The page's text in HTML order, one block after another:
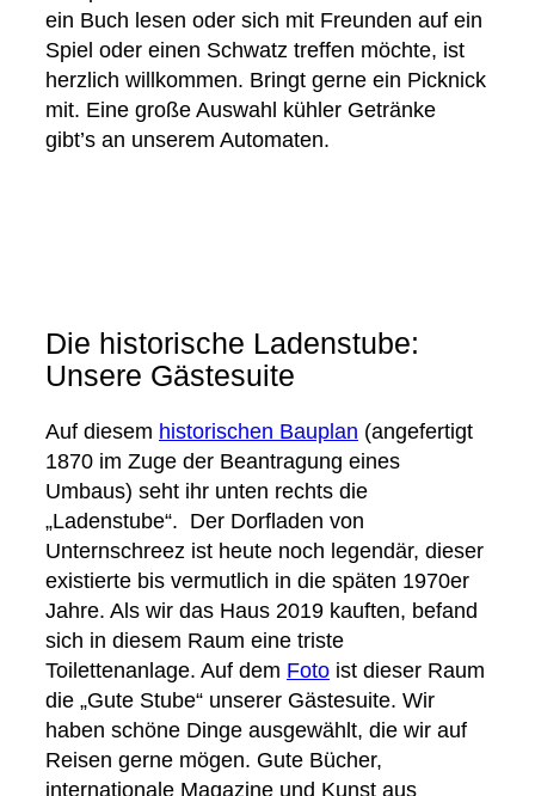
ein Buch lesen oder sich mit Freunden auf ein
Spiel oder einen Schwatz treffen möchte, ist
herzlich willkommen. Bringt gerne ein Picknick
mit. Eine große Auswahl kühler Getränke
gibt’s an unserem Automaten.
Die historische Ladenstube:
Unsere Gästesuite
Auf diesem historischen Bauplan (angefertigt
1870 im Zuge der Beantragung eines
Umbaus) seht ihr unten rechts die
„Ladenstube“. Der Dorfladen von
Unternschreez ist heute noch legendär, dieser
existierte bis vermutlich in die späten 1970er
Jahre. Als wir das Haus 2019 kauften, befand
sich in diesem Raum eine triste
Toilettenanlage. Auf dem Foto ist dieser Raum
die „Gute Stube“ unserer Gästesuite. Wir
haben schöne Dinge ausgewählt, die wir auf
Reisen gerne mögen. Gute Bücher,
internationale Magazine und Kunst aus